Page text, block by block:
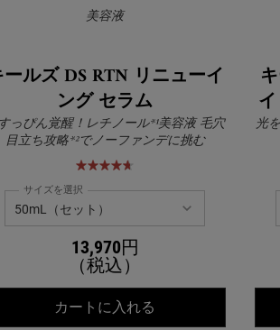
美容液
ールズ DS RTN リニューイ
ング セラム
っぴん覚醒！レチノール*¹美容液 毛穴
目立ち攻略*²でノーファンデに挑む
サイズを選択
13,970円
（税込）
カートに入れる キールズ DS RTN
光